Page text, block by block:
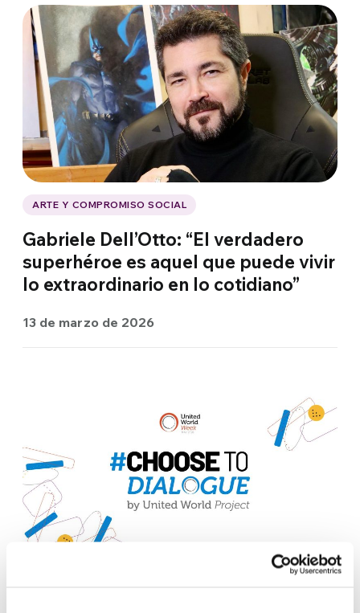
ARTE Y COMPROMISO SOCIAL
Gabriele Dell’Otto: “El verdadero
superhéroe es aquel que puede vivir
lo extraordinario en lo cotidiano”
13 de marzo de 2026